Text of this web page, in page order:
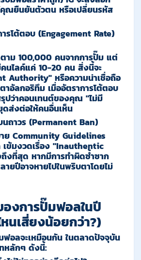
ณยืนยันตัวตน หรือเปลี่ยนรหัส
รโต้ตอบ (Engagement Rate)
ม 100,000 คนจากการปั๊ม แต่
นไลค์แค่ 10-20 คน สิ่งนี้จะ
Authority" หรือความน่าเชื่อถือ
อัลกอริทึม เมื่ออัตราการโต้ตอบ
รุปว่าคอนเทนต์ของคุณ "ไม่มี
ส่งต่อให้คนอื่นเห็น
นถาวร (Permanent Ban)
ย Community Guidelines
ข้มงวดเรื่อง "Inauthentic
งที่สุด หากมีการทำผิดซ้ำซาก
ยปีอาจหายไปในพริบตาโดยไม่
องการปั๊มฟอลในปี
นเสี่ยงน้อยกว่า?)
ฟอลจะเหมือนกัน ในตลาดปัจจุบัน
หลักๆ ดังนี้: